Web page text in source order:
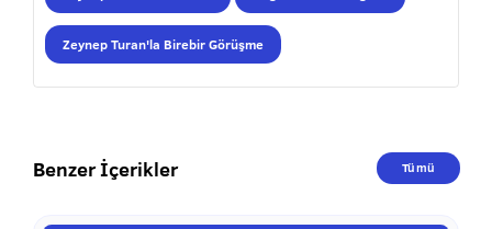
Zeynep Turan'la Birebir Görüşme
Benzer İçerikler Tümü